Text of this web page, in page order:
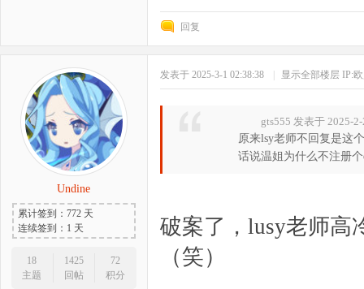
回复
Undine
累计签到：772 天
连续签到：1 天
18
主题
1425
回帖
72
积分
发表于 2025-3-1 02:38:38 显示全部楼层 IP:
gts555 发表于 2025-
原来lsy老师不回复是这
话说温姐为什么不注册
破案了，lusy老师高
（笑）